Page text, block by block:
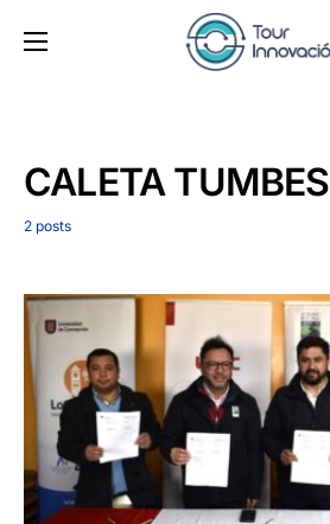
CALETA TUMBES
2 posts